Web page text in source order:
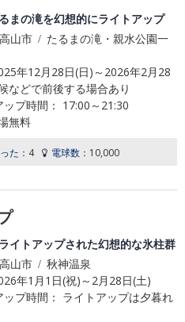
まの滝を幻想的にライトアップ
山市 / たるまの滝・親水公園一
年12月28日(日)～2026年2月28
などで前後する場合あり
プ時間： 17:00～21:30
無料
た： 4 電球数： 10,000
イトアップされた幻想的な氷柱群
山市 / 秋神温泉
年1月1日(祝)～2月28日(土)
プ時間： ライトアップは夕暮れ